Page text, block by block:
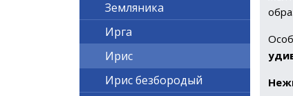
Земляника
Ирга
Ирис
Ирис безбородый